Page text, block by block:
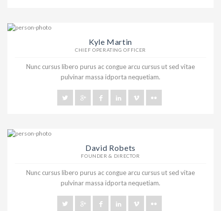
Kyle Martin
CHIEF OPERATING OFFICER
Nunc cursus libero purus ac congue arcu cursus ut sed vitae
pulvinar massa idporta nequetiam.
David Robets
FOUNDER & DIRECTOR
Nunc cursus libero purus ac congue arcu cursus ut sed vitae
pulvinar massa idporta nequetiam.